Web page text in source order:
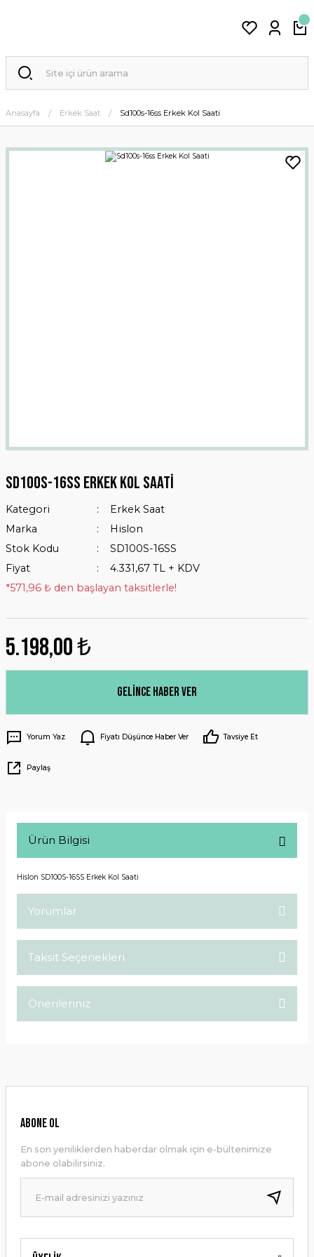
Anasayfa Erkek Saat Sd100s-16ss Erkek Kol Saati
Sd100s-16ss Erkek Kol Saati
Kategori
Erkek Saat
Marka
Hislon
Stok Kodu
SD100S-16SS
Fiyat
4.331,67 TL + KDV
*571,96 ₺ den başlayan taksitlerle!
5.198,00 ₺
Gelince Haber Ver
Yorum Yaz Fiyatı Düşünce Haber Ver Tavsiye Et
Paylaş
Ürün Bilgisi
Hislon SD100S-16SS Erkek Kol Saati
Yorumlar
Taksit Seçenekleri
Önerileriniz
Ürün resmi kalitesiz, bozuk veya görüntülenemiyor.
Ürün bilgilerinde hatalar bulunuyor.
Ürün fiyatı diğer sitelerden daha pahalı.
Bu ürüne benzer farklı alternatifler olmalı.
ABONE OL
En son yeniliklerden haberdar olmak için e-bültenimize
abone olabilirsiniz.